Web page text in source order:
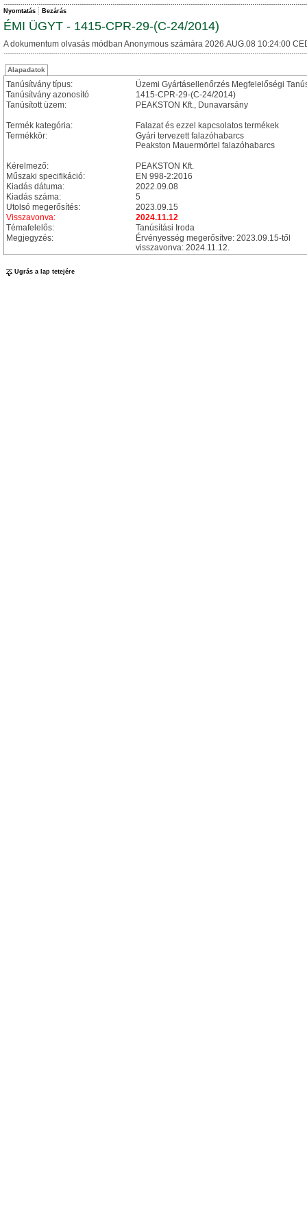
Nyomtatás Bezárás
ÉMI ÜGYT - 1415-CPR-29-(C-24/2014)
A dokumentum olvasás módban Anonymous számára 2026.AUG.08 10:24:00
Alapadatok
Tanúsítvány típus:
Üzemi Gyártásellenőrzés Megfelelőségi
Tanúsítvány azonosító
1415-CPR-29-(C-24/2014)
Tanúsított üzem:
PEAKSTON Kft., Dunavarsány
Termék kategória:
Falazat és ezzel kapcsolatos termékek
Termékkör:
Gyári tervezett falazóhabarcs
Peakston Mauermörtel falazóhabarcs
Kérelmező:
PEAKSTON Kft.
Műszaki specifikáció:
EN 998-2:2016
Kiadás dátuma:
2022.09.08
Kiadás száma:
5
Utolsó megerősítés:
2023.09.15
Visszavonva:
2024.11.12
Témafelelős:
Tanúsítási Iroda
Megjegyzés:
Érvényesség megerősítve: 2023.09.15-től
visszavonva: 2024.11.12.
Ugrás a lap tetejére